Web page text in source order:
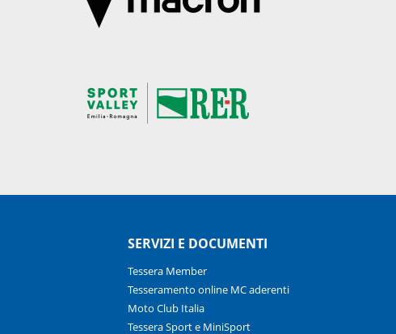
SERVIZI E DOCUMENTI
Tessera Member
Tesseramento online MC aderenti
Moto Club Italia
Tessera Sport e MiniSport